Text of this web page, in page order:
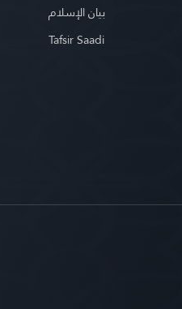
بيان الإسلام
Tafsir Saadi